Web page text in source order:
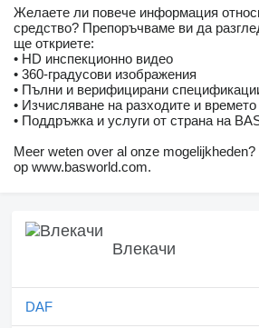
Желаете ли повече информация
средство? Препоръчваме ви да
ще откриете:
• HD инспекционно видео
• 360-градусови изображения
• Пълни и верифицирани
• Изчисляване на разходите и
• Поддръжка и услуги от страна на
Meer weten over al onze
op www.basworld.com.
Влекачи
DAF